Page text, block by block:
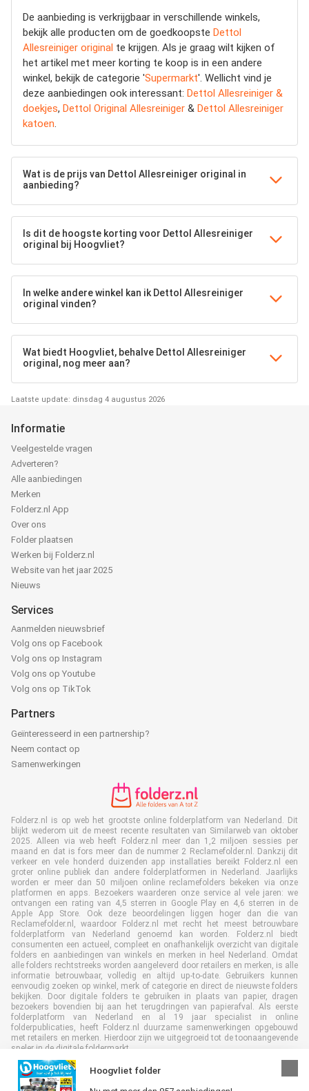
De aanbieding is verkrijgbaar in verschillende winkels,
bekijk alle producten om de goedkoopste Dettol
Allesreiniger original te krijgen. Als je graag wilt kijken of
het artikel met meer korting te koop is in een andere
winkel, bekijk de categorie 'Supermarkt'. Wellicht vind je
deze aanbiedingen ook interessant: Dettol Allesreiniger &
doekjes, Dettol Original Allesreiniger & Dettol Allesreiniger
katoen.
Wat is de prijs van Dettol Allesreiniger original in
aanbieding?
Is dit de hoogste korting voor Dettol Allesreiniger
original bij Hoogvliet?
In welke andere winkel kan ik Dettol Allesreiniger
original vinden?
Wat biedt Hoogvliet, behalve Dettol Allesreiniger
original, nog meer aan?
Laatste update: dinsdag 4 augustus 2026
Hoogvliet folder
Informatie
Veelgestelde vragen
Adverteren?
Alle aanbiedingen
Merken
Folderz.nl App
Over ons
Folder plaatsen
Werken bij Folderz.nl
Website van het jaar 2025
Nieuws
Services
Aanmelden nieuwsbrief
Volg ons op Facebook
Volg ons op Instagram
Volg ons op Youtube
Volg ons op TikTok
Partners
Geïnteresseerd in een partnership?
Neem contact op
Samenwerkingen
Folderz.nl is op web het grootste online folderplatform van Nederland. Dit
blijkt wederom uit de meest recente resultaten van Similarweb van oktober
2025. Alleen via web heeft Folderz.nl meer dan 1,2 miljoen sessies per
maand en dat is fors meer dan de nummer 2 Reclamefolder.nl. Dankzij dit
verkeer en vele honderd duizenden app installaties bereikt Folderz.nl een
groter online publiek dan andere folderplatformen in Nederland. Jaarlijks
worden er meer dan 50 miljoen online reclamefolders bekeken via onze
platformen en apps. Bezoekers waarderen onze service al vele jaren: we
ontvangen een rating van 4,5 sterren in Google Play en 4,6 sterren in de
Apple App Store. Ook deze beoordelingen liggen hoger dan die van
Reclamefolder.nl, waardoor Folderz.nl met recht het meest betrouwbare
folderplatform van Nederland genoemd kan worden. Folderz.nl biedt
consumenten een actueel, compleet en onafhankelijk overzicht van digitale
folders en aanbiedingen van winkels en merken in heel Nederland. Omdat
alle folders rechtstreeks worden aangeleverd door retailers en merken, is alle
informatie betrouwbaar, volledig en altijd up-to-date. Gebruikers kunnen
eenvoudig zoeken op winkel, merk of categorie en direct de nieuwste folders
bekijken. Door digitale folders te gebruiken in plaats van papier, dragen
bezoekers bovendien bij aan het terugdringen van papierafval. Als eerste
folderplatform van Nederland en al 19 jaar specialist in online
folderpublicaties, heeft Folderz.nl duurzame samenwerkingen opgebouwd
met retailers en merken. Hierdoor zijn we uitgegroeid tot de toonaangevende
speler in de digitale foldermarkt.